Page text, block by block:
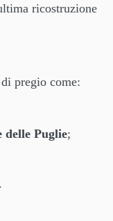
ricostruzione
pregio come:
delle Puglie;
.